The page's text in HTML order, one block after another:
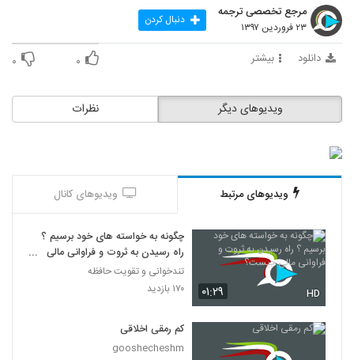
مرجع تخصصی ترجمه
۲۳ فروردین ۱۳۹۷ دنبال کردن
دانلود بیشتر ۰ ۰
نظرات ویدیوهای دیگر
ویدیوهای مرتبط ویدیوهای کانال
۰۱:۲۹ HD
چگونه به خواسته های خود برسیم ؟
راه رسیدن به ثروت و فراوانی مالی
چیست؟
تندخوانی و تقویت حافظه
۱۷۰ بازدید
کم رمقی اخلاقی
gooshecheshm